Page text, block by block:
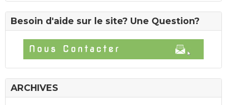
Besoin d'aide sur le site? Une Question?
ARCHIVES